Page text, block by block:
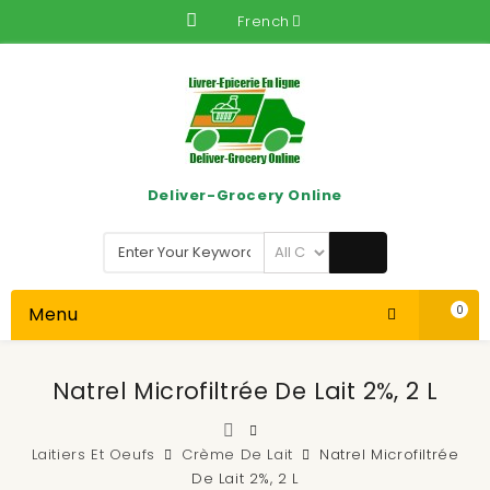
French
0
Deliver-Grocery Online
Menu
Natrel Microfiltrée De Lait 2%, 2 L
Laitiers Et Oeufs Crème De Lait
Natrel Microfiltrée
De Lait 2%, 2 L